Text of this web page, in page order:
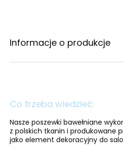
Informacje o produkcje
Co trzeba wiedzieć:
Nasze poszewki bawełniane
z polskich tkanin i produkowane
jako element dekoracyjny do